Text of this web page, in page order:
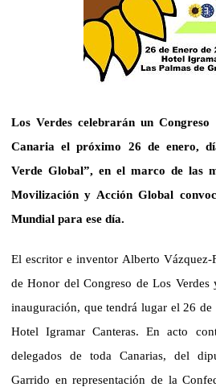
Los Verdes celebrarán un
Canaria el próximo 26 de enero,
Verde Global”, en el marco de las
Movilización y Acción Global
Mundial para ese día.
El escritor e inventor Alberto Vázquez-
de Honor del Congreso de Los
inauguración, que tendrá lugar el 26 de
Hotel Igramar Canteras. En acto
delegados de toda Canarias, del
Garrido en representación de la